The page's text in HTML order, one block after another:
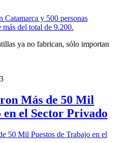
ya no fabrican, sólo importan
Más de 50 Mil
en el Sector Privado